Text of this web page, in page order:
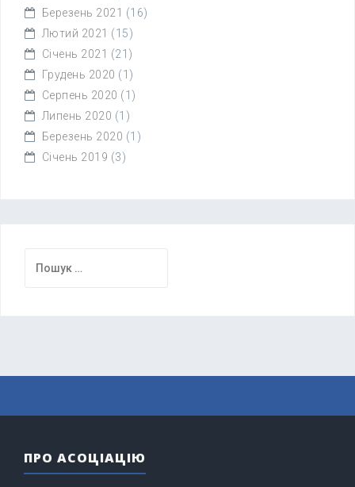
Березень 2021 (16)
Лютий 2021 (15)
Січень 2021 (21)
Грудень 2020 (1)
Серпень 2020 (1)
Липень 2020 (1)
Березень 2020 (1)
Січень 2019 (3)
ПРО АСОЦІАЦІЮ